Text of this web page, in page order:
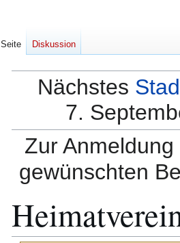
Nächstes
7.
Zur
gewünschten
Seite Diskussion